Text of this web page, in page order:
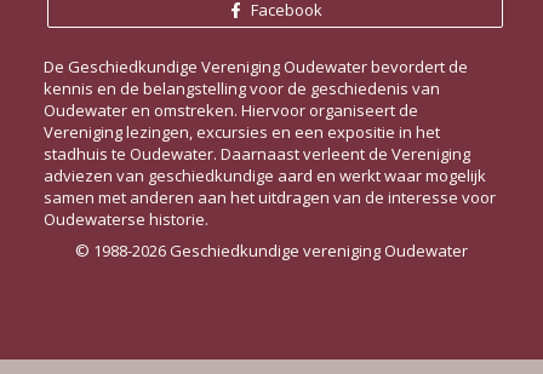
Facebook
De Geschiedkundige Vereniging Oudewater bevordert de
kennis en de belangstelling voor de geschiedenis van
Oudewater en omstreken. Hiervoor organiseert de
Vereniging lezingen, excursies en een expositie in het
stadhuis te Oudewater. Daarnaast verleent de Vereniging
adviezen van geschiedkundige aard en werkt waar mogelijk
samen met anderen aan het uitdragen van de interesse voor
Oudewaterse historie.
© 1988-2026 Geschiedkundige vereniging Oudewater